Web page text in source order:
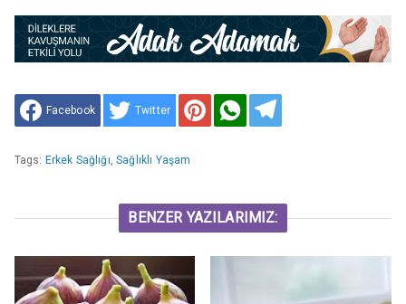
Facebook Twitter
Tags: Erkek Sağlığı ,Sağlıklı Yaşam
BENZER YAZILARIMIZ: